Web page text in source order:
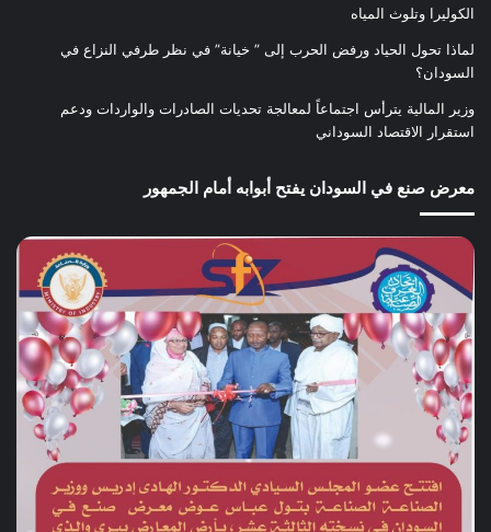
الكوليرا وتلوث المياه
لماذا تحول الحياد ورفض الحرب إلى ” خيانة” في نظر طرفي النزاع في
السودان؟
وزير المالية يترأس اجتماعاً لمعالجة تحديات الصادرات والواردات ودعم
استقرار الاقتصاد السوداني
معرض صنع في السودان يفتح أبوابه أمام الجمهور